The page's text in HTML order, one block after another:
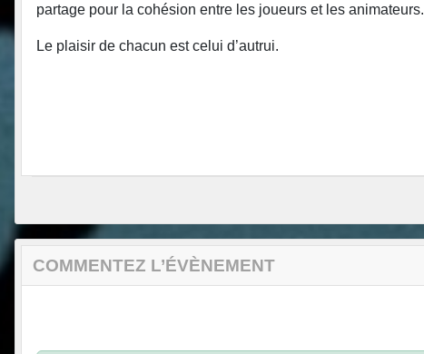
partage pour la cohésion entre les joueurs et les animateurs.
Le plaisir de chacun est celui d’autrui.
COMMENTEZ L’ÉVÈNEMENT